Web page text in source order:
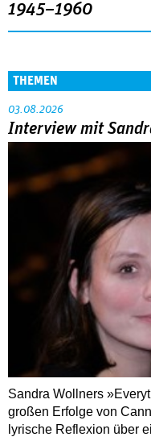
1945–1960
THEMEN
03.08.2026
Interview mit
Sandra Wollners
großen Erfolge von
lyrische Reflexion über